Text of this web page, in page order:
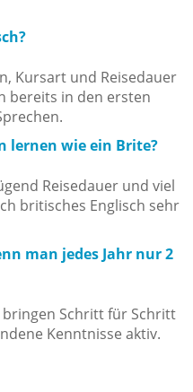
Kursart und Reisedauer
bereits in den ersten
lernen wie ein Brite?
Reisedauer und viel
britisches Englisch sehr
man jedes Jahr nur 2
bringen Schritt für Schritt
Kenntnisse aktiv.